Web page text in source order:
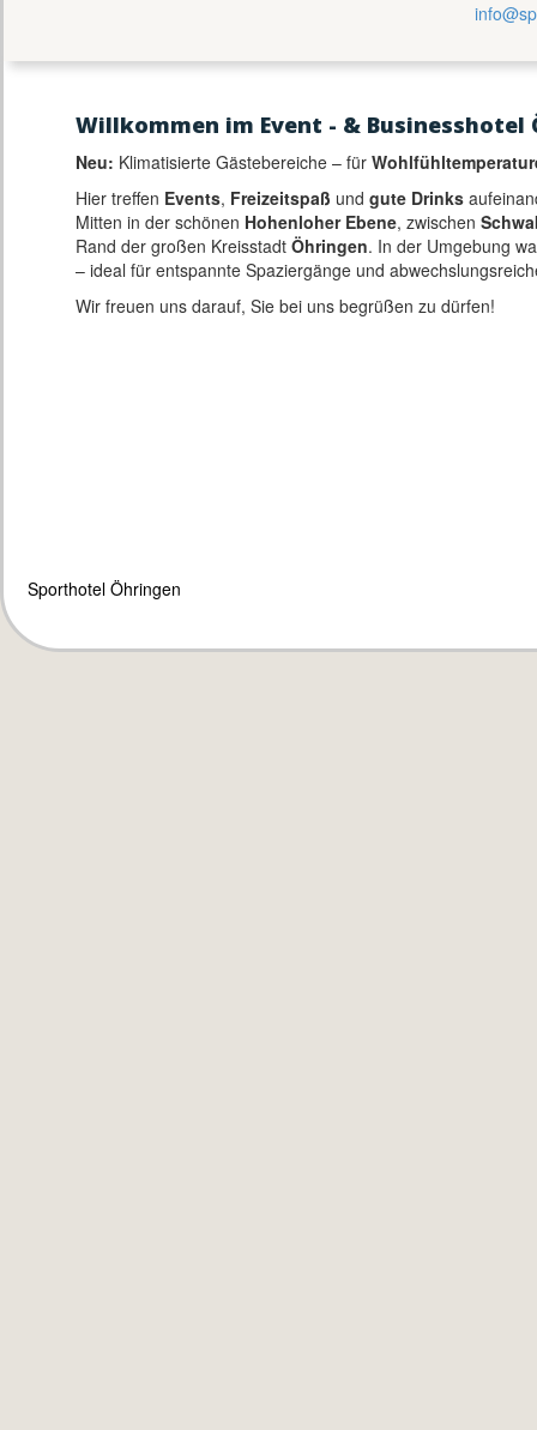
Willkommen im Event - & Businesshotel
Neu: Klimatisierte Gästebereiche – für
Hier treffen Events, Freizeitspaß und gute Drinks
Mitten in der schönen Hohenloher Ebene, zwischen
Rand der großen Kreisstadt Öhringen. In der Umgebung
– ideal für entspannte Spaziergänge und
Wir freuen uns darauf, Sie bei uns begrüßen zu dürfen!
Sporthotel Öhringen